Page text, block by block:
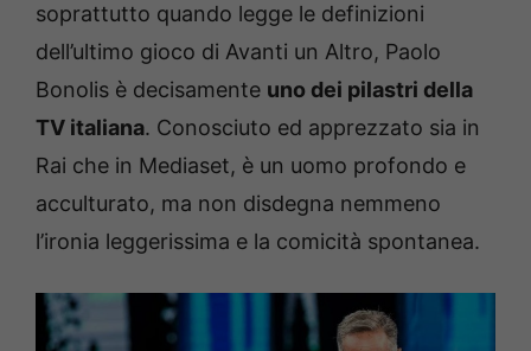
soprattutto quando legge le definizioni
dell’ultimo gioco di Avanti un Altro, Paolo
Bonolis è decisamente uno dei pilastri della
TV italiana. Conosciuto ed apprezzato sia in
Rai che in Mediaset, è un uomo profondo e
acculturato, ma non disdegna nemmeno
l’ironia leggerissima e la comicità spontanea.